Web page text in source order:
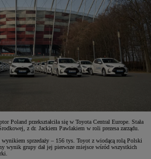
Poland przekształciła się w Toyota Central Europe. Stała
z dr. Jackiem Pawlakiem w roli prezesa zarządu.
wynikiem sprzedaży – 156 tys. Toyot z wiodącą rolą Polski
wynik grupy dał jej pierwsze miejsce wśród wszystkich